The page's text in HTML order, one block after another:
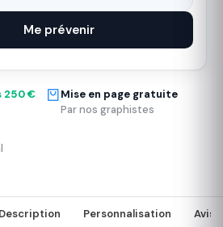
Me prévenir
250 €
Mise en page gratuite
Par nos graphistes
Description Personnalisation Avis